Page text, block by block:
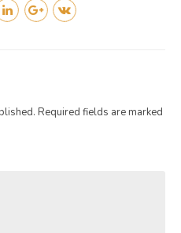
Required fields are marked